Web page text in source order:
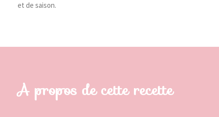
et de saison.
A propos de cette recette